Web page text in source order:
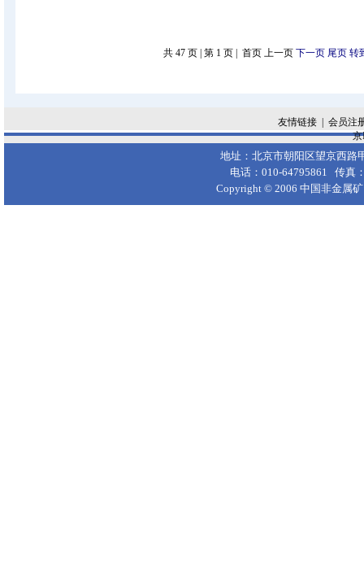
共 47 页 | 第 1 页 | 首页 上一页 下一页 尾页 转
友情链接
会员注
京
地址：北京市朝阳区望京西路
电话：010-64795861 传真
Copyright © 2006 中国非金属